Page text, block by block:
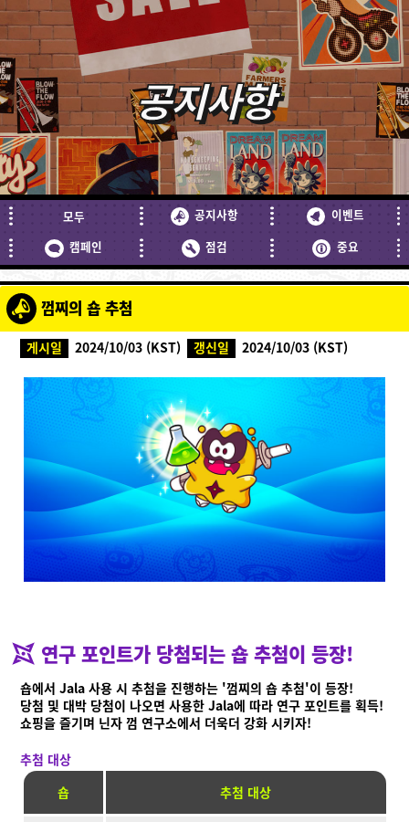
Ninjala란?
Ninjala란?
플레이 방법
닌자 껌
스테이지
시즌 정보
공지사항
상품 정보
Language
공지사항
모두 공지사항
이벤트
캠페인
점검 중요
껌찌의 숍 추첨
게시일 2024/10/03 (KST) 갱신일 2024/10/03 (KST)
연구 포인트가 당첨되는 숍 추첨이 등장!
숍에서 Jala 사용 시 추첨을 진행하는 '껌찌의 숍 추첨'이 등장!
당첨 및 대박 당첨이 나오면 사용한 Jala에 따라 연구 포인트를 획득!
쇼핑을 즐기며 닌자 껌 연구소에서 더욱더 강화 시키자!
추첨 대상
숍
추첨 대상